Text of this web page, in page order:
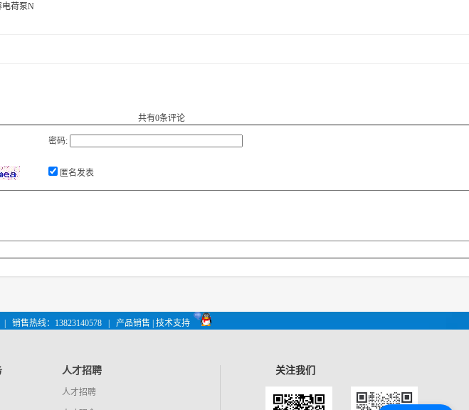
电荷泵N
共有0条评论
密码:
匿名发表
| 销售热线：13823140578 | 产品销售 | 技术支持
人才招聘
人才招聘
关注我们